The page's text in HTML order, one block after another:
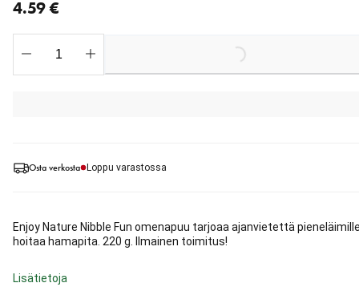
Osta verkosta Loppu varastossa
Enjoy Nature Nibble Fun omenapuu tarjoaa ajanvietettä
hoitaa hamapita. 220 g. Ilmainen toimitus!
Lisätietoja
4.59 €
Loading...